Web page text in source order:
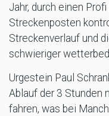
Jahr, durch einen
Streckenposten
Streckenverlauf und
schwieriger
Urgestein Paul
Ablauf der 3 Stunden
fahren, was bei